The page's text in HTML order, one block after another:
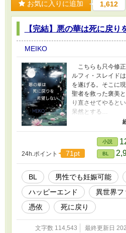
お気に入りに追加 1,612
【完結】悪の華は死に戻り
MEIKO
こちらも只今修
ルフィ・スレイド
を遂げる。そこに
聖者を救った褒美
り直させてやると
呆然とする… 「
二度も生きなけれ
嫌です！」 そう
ィに、神から提案
ている人に一旦憑
うことを見つめ直
惑することに… そ
に問えば、自分に
と言う。それっ
そんなのどうでも
僅かな願いも叶わ
てしまったシルフ
るのかと思えば、
った弟の身体… そ
24h.ポイント 71pt
小説
BL
BL 男性でも妊娠可能
ハッピーエンド
異世界フ
憑依
死に戻り
文字数 114,543 最終更新日